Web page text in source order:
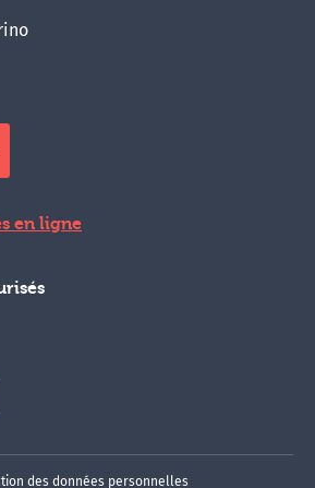
en ligne
des données personnelles